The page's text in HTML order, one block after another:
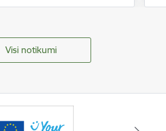
Visi notikumi